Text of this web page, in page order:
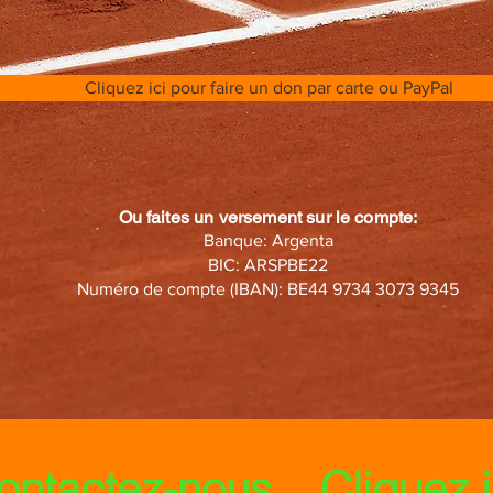
Cliquez ici pour faire un don par carte ou PayPal
Ou faites un versement sur le compte:
Banque: Argenta
BIC: ARSPBE22
Numéro de compte (IBAN): BE44 9734 3073 9345